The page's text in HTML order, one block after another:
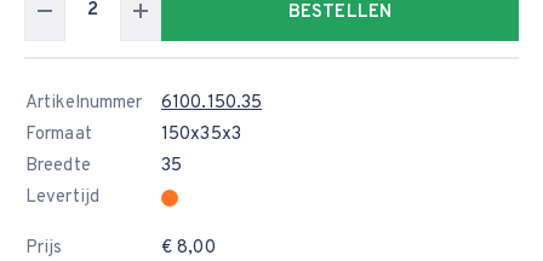
BESTELLEN
Artikelnummer
6100.150.35
Formaat
150x35x3
Breedte
35
Levertijd
Prijs
€ 8,00